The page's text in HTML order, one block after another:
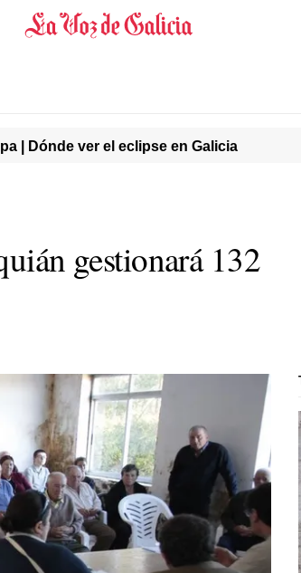
| Dónde ver el eclipse en Galicia
gestionará 132